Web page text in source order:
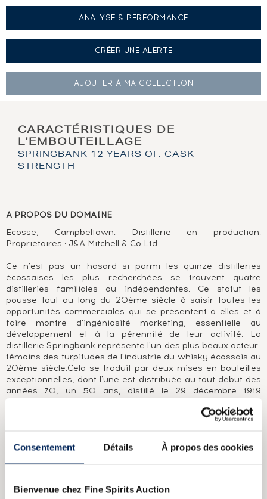
Consentement Détails À propos des cookies
Bienvenue chez Fine Spirits Auction
ANALYSE & PERFORMANCE
CRÉER UNE ALERTE
AJOUTER À MA COLLECTION
CARACTÉRISTIQUES DE
L'EMBOUTEILLAGE
SPRINGBANK 12 YEARS OF. CASK
STRENGTH
A PROPOS DU DOMAINE
Ecosse, Campbeltown. Distillerie en production.
Propriétaires : J&A Mitchell & Co Ltd
Ce n'est pas un hasard si parmi les quinze distilleries
écossaises les plus recherchées se trouvent quatre
distilleries familiales ou indépendantes. Ce statut les
pousse tout au long du 20ème siècle à saisir toutes les
opportunités commerciales qui se présentent à elles et à
faire montre d'ingéniosité marketing, essentielle au
développement et à la pérennité de leur activité. La
distillerie Springbank représente l'un des plus beaux acteur-
témoins des turpitudes de l'industrie du whisky écossais au
20ème siècle.Cela se traduit par deux mises en bouteilles
exceptionnelles, dont l'une est distribuée au tout début des
années 70, un 50 ans, distillé le 29 décembre 1919
années 90, résultant d'un ré-embouteillage effectué par la
distillerie, limitée à 24 exemplaires pour le monde, affichant
des années 2000, lorsque sous la pression d'un stock
profite pour changer son flacon.